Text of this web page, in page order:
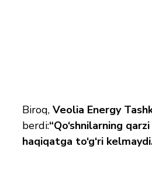
Biroq, Veolia Energy
berdi:“Qo‘shnilarning
haqiqatga to‘g‘ri